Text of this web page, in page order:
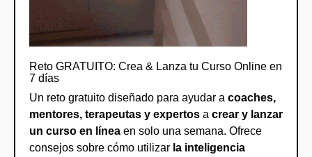
Reto GRATUITO: Crea & Lanza tu Curso Online en
7 días
Un reto gratuito diseñado para ayudar a coaches,
mentores, terapeutas y expertosa crear y lanzar
un curso en líneaen solo una semana. Ofrece
consejos sobre cómo utilizar la inteligencia